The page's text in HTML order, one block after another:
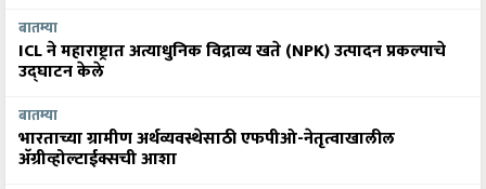
बातम्या
ICL ने महाराष्ट्रात अत्याधुनिक विद्राव्य खते (NPK) उत्पादन प्रकल्पाचे
उद्घाटन केले
बातम्या
भारताच्या ग्रामीण अर्थव्यवस्थेसाठी एफपीओ-नेतृत्वाखालील
अ‍ॅग्रीव्होल्टाईक्सची आशा